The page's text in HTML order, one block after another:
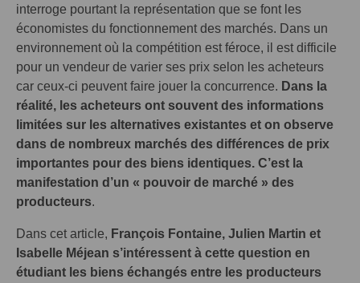
interroge pourtant la représentation que se font les
économistes du fonctionnement des marchés. Dans un
environnement où la compétition est féroce, il est difficile
pour un vendeur de varier ses prix selon les acheteurs
car ceux-ci peuvent faire jouer la concurrence. Dans la
réalité, les acheteurs ont souvent des informations
limitées sur les alternatives existantes et on observe
dans de nombreux marchés des différences de prix
importantes pour des biens identiques. C’est la
manifestation d’un « pouvoir de marché » des
producteurs.
Dans cet article, François Fontaine, Julien Martin et
Isabelle Méjean s’intéressent à cette question en
étudiant les biens échangés entre les producteurs